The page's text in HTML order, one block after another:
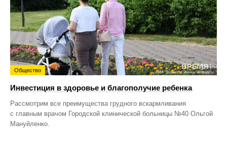
Общество
Инвестиция в здоровье и благополучие ребенка
Рассмотрим все преимущества грудного вскармливания
с главным врачом Городской клинической больницы №40 Ольгой
Мануйленко.